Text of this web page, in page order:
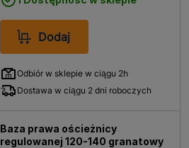
Dodaj
Odbiór w sklepie w ciągu 2h
Dostawa w ciągu 2 dni roboczych
Baza prawa ościeżnicy
regulowanej 120-140 granatowy